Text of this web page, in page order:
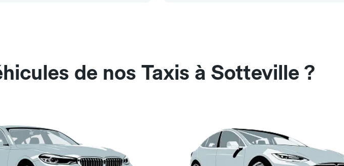
de nos Taxis à Sotteville ?